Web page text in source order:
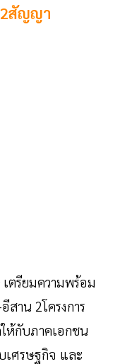
สัญญา
เตรียมความพร้อม
สาน 2โครงการ
ห้กับภาคเอกชน
เศรษฐกิจ และ